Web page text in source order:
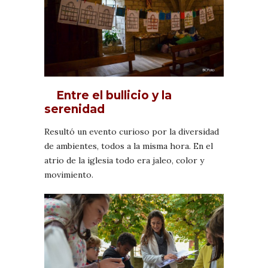
Entre el bullicio y la
serenidad
Resultó un evento curioso por la diversidad
de ambientes, todos a la misma hora. En el
atrio de la iglesia todo era jaleo, color y
movimiento.